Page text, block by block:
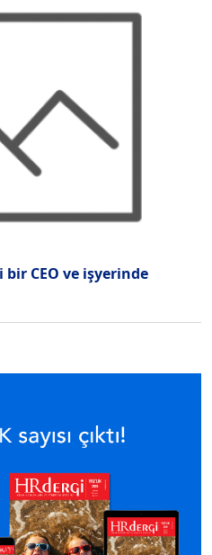
CEO ve işyerinde